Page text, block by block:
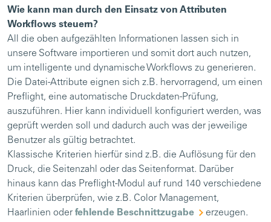
Wie kann man durch den Einsatz von Attributen
Workflows steuern?
All die oben aufgezählten Informationen lassen sich in
unsere Software importieren und somit dort auch nutzen,
um intelligente und dynamische Workflows zu generieren.
Die Datei-Attribute eignen sich z.B. hervorragend, um einen
Preflight, eine automatische Druckdaten-Prüfung,
auszuführen. Hier kann individuell konfiguriert werden, was
geprüft werden soll und dadurch auch was der jeweilige
Benutzer als gültig betrachtet.
Klassische Kriterien hierfür sind z.B. die Auflösung für den
Druck, die Seitenzahl oder das Seitenformat. Darüber
hinaus kann das Preflight-Modul auf rund 140 verschiedene
Kriterien überprüfen, wie z.B. Color Management,
Haarlinien oder fehlende Beschnittzugabe
erzeugen.